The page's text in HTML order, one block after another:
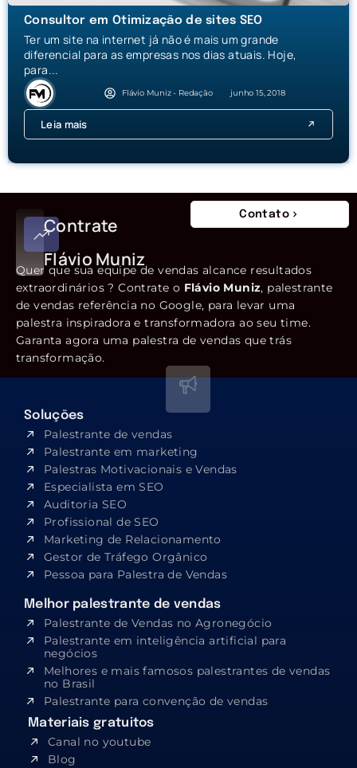
Consultor em Otimização de sites SEO
Ter um site na internet já não é mais um grande
diferencial para as empresas nos dias atuais. Hoje,
para...
Flávio Muniz - Redação junho 15, 2018
Leia mais
Contrate
Flávio Muniz
Contato
Quer que sua equipe de vendas alcance resultados
extraordinários ? Contrate o Flávio Muniz, palestrante
de vendas referência no Google, para levar uma
palestra inspiradora e transformadora ao seu time.
Garanta agora uma palestra de vendas que trás
transformação.
Soluções
Palestrante de vendas
Palestrante em marketing
Palestras Motivacionais e Vendas
Especialista em SEO​
Auditoria SEO
Profissional de SEO
Marketing de Relacionamento
Gestor de Tráfego Orgânico
Pessoa para Palestra de Vendas
Melhor palestrante de vendas
Palestrante de Vendas no Agronegócio
Palestrante em inteligência artificial para
negócios
Melhores e mais famosos palestrantes de vendas
no Brasil
Palestrante para convenção de vendas
Materiais gratuitos
Canal no youtube
Blog